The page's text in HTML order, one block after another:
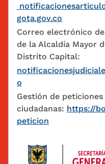
gota.gov.co
Correo electrónico
de la Alcaldía Mayor
Distrito Capital:
o
Gestión de peticiones
ciudadanas: https://
peticion